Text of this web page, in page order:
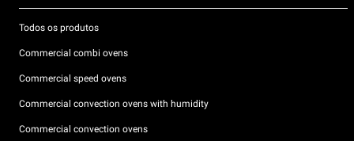
Todos os produtos
Commercial combi ovens
Commercial speed ovens
Commercial convection ovens with humidity
Commercial convection ovens